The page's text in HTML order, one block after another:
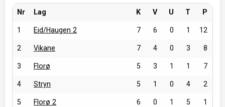
Nr Lag K V U T P
1 Eid/Haugen 2 7 6 0 1 12
2 Vikane 7 4 0 3 8
3 Florø 5 3 1 1 7
4 Stryn 5 1 0 4 2
5 Florø 2 6 0 1 5 1